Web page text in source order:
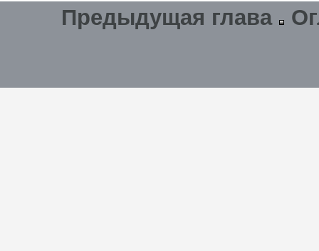
Предыдущая глава